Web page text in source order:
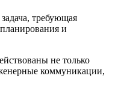
требующая
и
не только
коммуникации,